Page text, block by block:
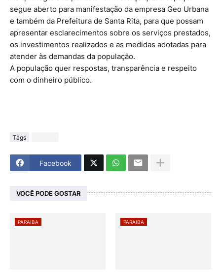
segue aberto para manifestação da empresa Geo Urbana
e também da Prefeitura de Santa Rita, para que possam
apresentar esclarecimentos sobre os serviços prestados,
os investimentos realizados e as medidas adotadas para
atender às demandas da população.
A população quer respostas, transparência e respeito
com o dinheiro público.
Tags
Facebook
VOCÊ PODE GOSTAR
PARAIBA PARAIBA